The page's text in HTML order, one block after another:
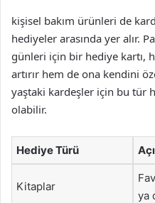
kişisel bakım ürünleri de
hediyeler arasında yer alır.
günleri için bir hediye kartı,
artırır hem de ona kendini
yaştaki kardeşler için bu tür
olabilir.
Hediye Türü
Kitaplar
ya